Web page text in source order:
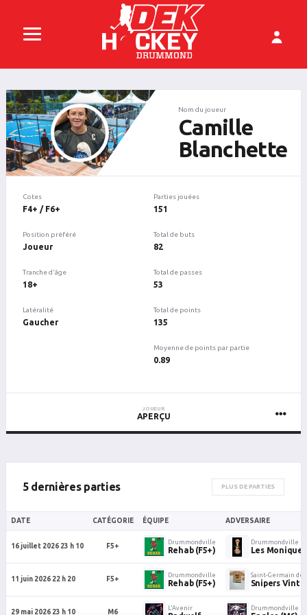
Nom du joueur
Camille
Blanchette
Cotes
F4+ / F6+
Position préféré
Joueur
Tranche d'âge
18+
Latéralité
Gaucher
Parties jouées
151
Total de buts
82
Total de passes
53
Total de points
135
Moyenne de points par partie
0.89
JOUEUR
APERÇU
5 dernières parties PLUS DE PARTIES
DATE CATÉGORIE ÉQUIPE ADVERSAIRE
16 juillet 2026 23 h 10 F5+
Drummondville
Rehab (F5+)
Drummondville
Les Monique
11 juin 2026 22 h 20 F5+
Drummondville
Rehab (F5+)
Saint-Germain de
Snipers
29 mai 2026 23 h 10 M6
L'Avenir Drummondville